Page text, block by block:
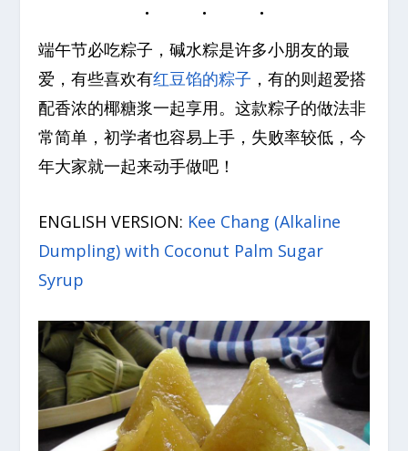
端午节必吃粽子，碱水粽是许多小朋友的最
爱，有些喜欢有红豆馅的粽子 ，有的则超爱搭
配香浓的椰糖浆一起享用。这款粽子的做法非
常简单，初学者也容易上手，失败率较低，今
年大家就一起来动手做吧！
ENGLISH VERSION: Kee Chang (Alkaline
Dumpling) with Coconut Palm Sugar
Syrup